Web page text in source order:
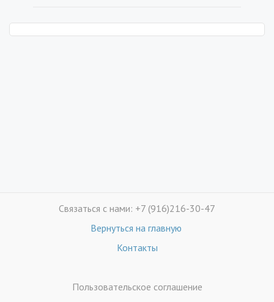
Связаться с нами: +7 (916)216-30-47
Вернуться на главную
Контакты
Пользовательское соглашение